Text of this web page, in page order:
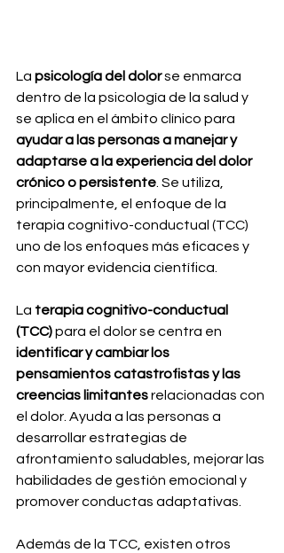
La psicología del dolor se enmarca
dentro de la psicología de la salud y
se aplica en el ámbito clínico para
ayudar a las personas a manejar y
adaptarse a la experiencia del dolor
crónico o persistente. Se utiliza,
principalmente, el enfoque de la
terapia cognitivo-conductual (TCC)
uno de los enfoques más eficaces y
con mayor evidencia científica.
La terapia cognitivo-conductual
(TCC) para el dolor se centra en
identificar y cambiar los
pensamientos catastrofistas y las
creencias limitantes relacionadas con
el dolor. Ayuda a las personas a
desarrollar estrategias de
afrontamiento saludables, mejorar las
habilidades de gestión emocional y
promover conductas adaptativas.
Además de la TCC, existen otros